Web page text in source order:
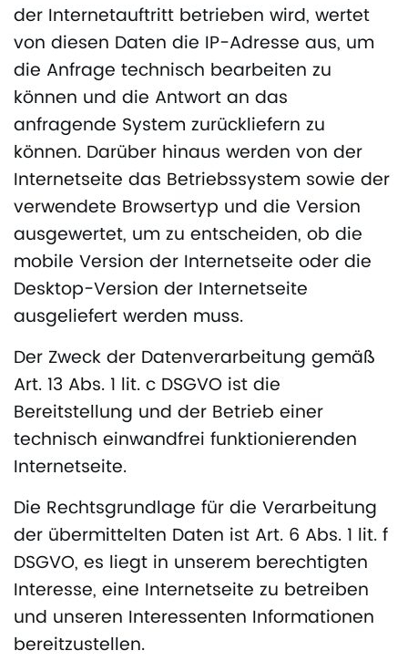
der Internetauftritt betrieben wird, wertet
von diesen Daten die IP-Adresse aus, um
die Anfrage technisch bearbeiten zu
können und die Antwort an das
anfragende System zurückliefern zu
können. Darüber hinaus werden von der
Internetseite das Betriebssystem sowie der
verwendete Browsertyp und die Version
ausgewertet, um zu entscheiden, ob die
mobile Version der Internetseite oder die
Desktop-Version der Internetseite
ausgeliefert werden muss.
Der Zweck der Datenverarbeitung gemäß
Art. 13 Abs. 1 lit. c DSGVO ist die
Bereitstellung und der Betrieb einer
technisch einwandfrei funktionierenden
Internetseite.
Die Rechtsgrundlage für die Verarbeitung
der übermittelten Daten ist Art. 6 Abs. 1 lit. f
DSGVO, es liegt in unserem berechtigten
Interesse, eine Internetseite zu betreiben
und unseren Interessenten Informationen
bereitzustellen.